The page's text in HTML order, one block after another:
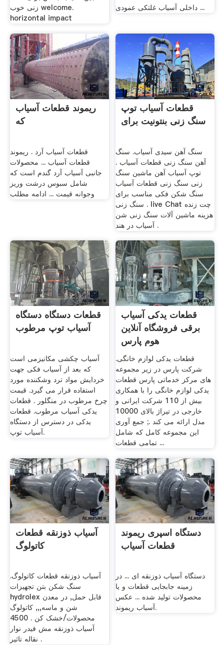
زنی خوب welcome.
horizontal impact
داخلی آسیاب غلتکی عمودی ...
ریموند قطعات آسیاب
که
قطعات آسیاب آرد . ریموند
قطعات آسیاب ... محصولات
جانبی آسیاب آرد گندم است که
شامل سبوس درشت وریز
وجوانه قیمت ... ادامه مطلب
قطعات آسیاب توپ
سنگ زنی بنتونیت برای
سنگ آهن سیدی آسیاب. سنگ
آهن سنگ زنی قطعات آسیاب .
توپ آسیاب آهن ماشین سنگ
زنی سنگ زنی قطعات آسیاب
سنگ شکن فکی مناسب برای
سنگ زنی . live Chat چت زنده
هزینه ماشین آلات سنگ زنی شن
آسیاب در هند .
قطعات دستگاه دستگاه
آسیاب توپ مرطوب
آسیاب چکشی مکانیزمی است
که بعد از آسیاب فکی جهت
خردایش مواد ترد وشکننده مورد
استفاده قرار می گیرد. قیمت
چرخ مرطوب در منگلور . قطعات
یدکی آسیاب مرطوب. قطعات
یدکی در دسترس از دستگاه
آسیاب توپ.
قطعات یدکی آسیاب
برقی فروشگاه آنلاین
هوم پارس
قطعات يدکی لوازم خانگی.
شرکت پارس در زیر مجموعه
های مرکز خدماتی پارس قطعات
یدکی لوازم خانگی را با همکاری
بیش از 110 شرکت ایرانی و
خارجی در تیراژ بالای 10000
مدل ارائه می کند .; جمع آوری
این مجموعه کامل که شامل
تمامی قطعات ...
آسیاب ذوزنقه قطعات
کاتولوگ
آسیاب ذوزنقه قطعات کاتولوگ.
سنگ شکن بتن تجهیزات
hydrolex قابل حمل, در معدن
شن و ماسه,,, کاتولوگ
محصولات/خشک کن . 4500
آسیاب ذوزنقه مش فیدر نوار
نقاله تاثیر .
دستگاه اسپری ریموند
قطعات آسیاب
دستگاه آسیاب ذوزنقه ای ... در
زمینه جابجایی قطعات و یا
محصولات تولید شده ... عکس
آسیاب ریموند.